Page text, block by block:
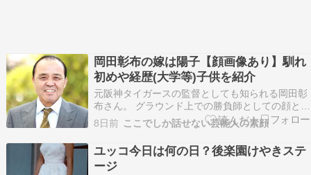
岡田彰布の嫁は陽子【顔画像あり】馴れ
初めや経歴(大学等)子供を紹介
元阪神タイガースの監督としても知られる岡田彰
布さん。 グラウンド上での勝負師としての顔とは
対照的に、家庭では良き夫・良き父親としての一
面を持っています。 今回はそんな岡田彰布さんを
公私にわたって支え続けてきた嫁・陽子さんにつ
いて、馴れ初めや出身大学、子供のことまで詳し
くまとめまし…
8日前 ここでしか話せない芸能人の素顔
ユッコ今日は何の日？後楽園けやきステ
ージ